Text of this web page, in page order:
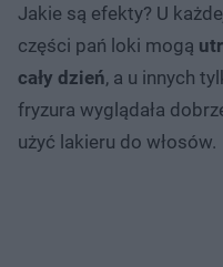
Jakie są efekty? U
części pań loki mogą
cały dzień, a u innych
fryzura wyglądała
użyć lakieru do włosów.